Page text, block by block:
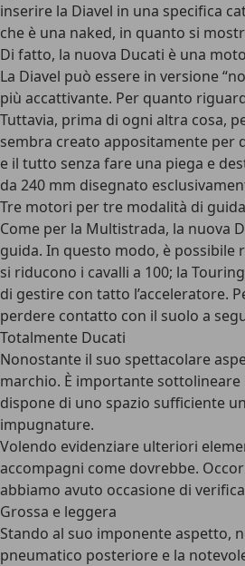
inserire la Diavel in una specifica
che è una naked, in quanto si
Di fatto, la nuova Ducati è una
La Diavel può essere in versione
più accattivante. Per quanto
Tuttavia, prima di ogni altra cosa,
sembra creato appositamente per
e il tutto senza fare una piega e
da 240 mm disegnato
Tre motori per tre modalità di guida
Come per la Multistrada, la nuova
guida. In questo modo, è possibile
si riducono i cavalli a 100; la
di gestire con tatto l’acceleratore.
perdere contatto con il suolo a
Totalmente Ducati
Nonostante il suo spettacolare
marchio. È importante
dispone di uno spazio sufficiente
impugnature.
Volendo evidenziare ulteriori
accompagni come dovrebbe.
abbiamo avuto occasione di
Grossa e leggera
Stando al suo imponente aspetto,
pneumatico posteriore e la